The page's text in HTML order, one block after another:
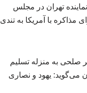
تهران در مجلس
مذاکره با آمریکا به تندی
صلحی به منزله تسلیم
می‌گوید: یهود و نصاری